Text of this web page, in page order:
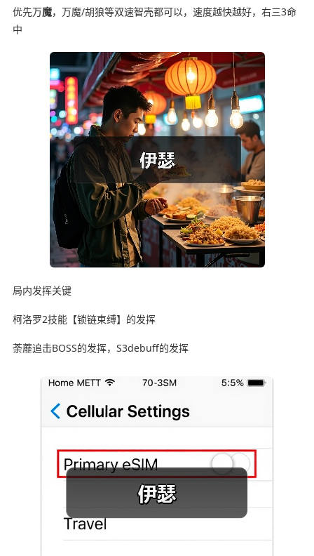
优先万魔，万魔/胡狼等双速智壳都可以，速度越快越好，右三3命
中
局内发挥关键
柯洛罗2技能【锁链束缚】的发挥
荼蘼追击BOSS的发挥，S3debuff的发挥